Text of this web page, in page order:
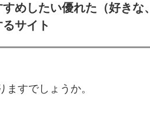
すめしたい優れた（好き
サイト
ますでしょうか。